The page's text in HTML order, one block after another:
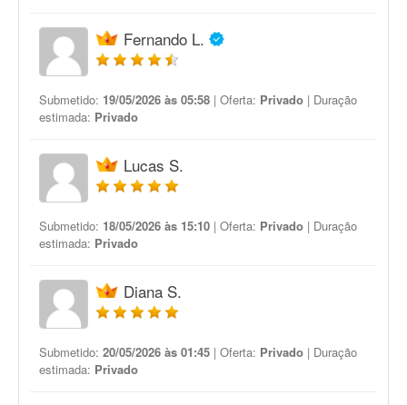
Fernando L.
Submetido: 19/05/2026 às 05:58 | Oferta: Privado | Duração
estimada: Privado
Lucas S.
Submetido: 18/05/2026 às 15:10 | Oferta: Privado | Duração
estimada: Privado
Diana S.
Submetido: 20/05/2026 às 01:45 | Oferta: Privado | Duração
estimada: Privado